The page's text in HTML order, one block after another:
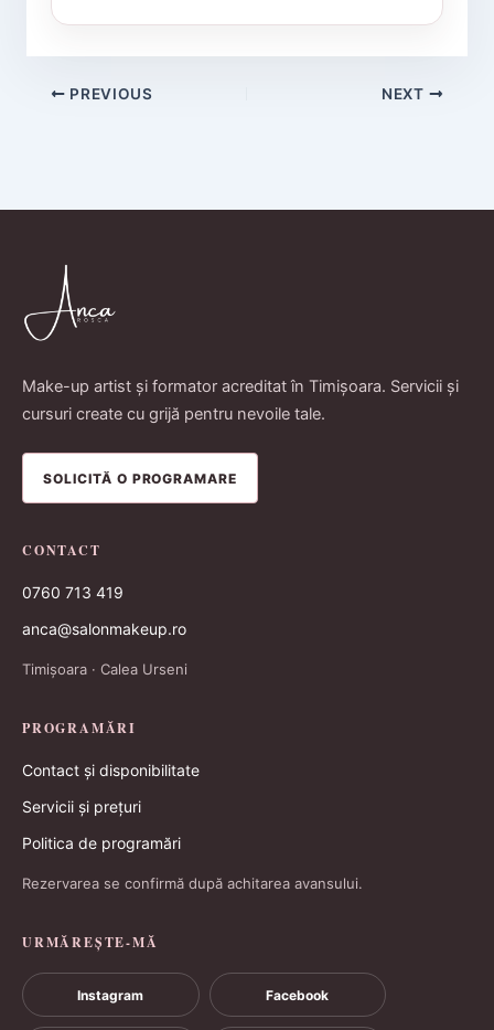
PREVIOUS NEXT
Make-up artist și formator acreditat în Timișoara. Servicii și
cursuri create cu grijă pentru nevoile tale.
SOLICITĂ O PROGRAMARE
CONTACT
0760 713 419
anca@salonmakeup.ro
Timișoara · Calea Urseni
PROGRAMĂRI
Contact și disponibilitate
Servicii și prețuri
Politica de programări
Rezervarea se confirmă după achitarea avansului.
URMĂREȘTE-MĂ
Instagram Facebook